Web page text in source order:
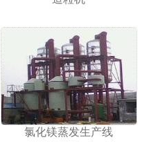
氯化镁蒸发生产线